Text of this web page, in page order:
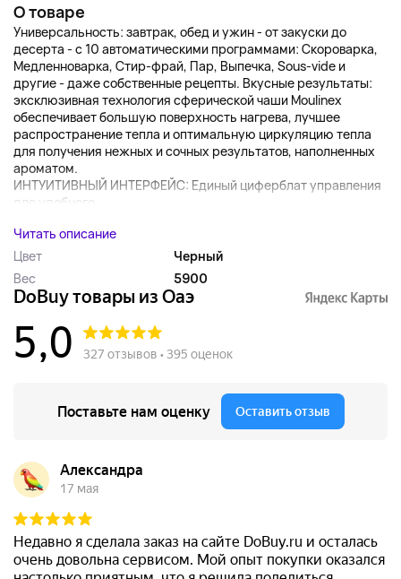
О товаре
Универсальность: завтрак, обед и ужин - от закуски до
десерта - с 10 автоматическими программами: Скороварка,
Медленноварка, Стир-фрай, Пар, Выпечка, Sous-vide и
другие - даже собственные рецепты. Вкусные результаты:
эксклюзивная технология сферической чаши Moulinex
обеспечивает большую поверхность нагрева, лучшее
распространение тепла и оптимальную циркуляцию тепла
для получения нежных и сочных результатов, наполненных
ароматом.
ИНТУИТИВНЫЙ ИНТЕРФЕЙС: Единый циферблат управления
для удобного ...
Читать описание
Цвет
Черный
Вес
5900